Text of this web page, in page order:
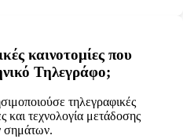
καινοτομίες που
Τηλεγράφο;
τηλεγραφικές
και τεχνολογία μετάδοσης
σημάτων.